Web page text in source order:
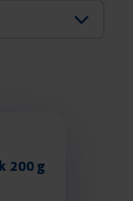
200 g